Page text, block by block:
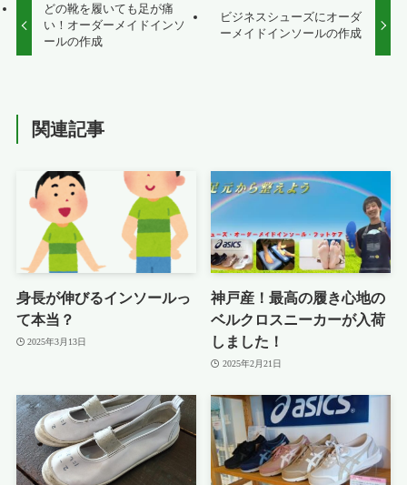
どの靴を履いても足が痛
い！オーダーメイドインソ
ールの作成
ビジネスシューズにオーダ
ーメイドインソールの作成
関連記事
身長が伸びるインソールっ
て本当？
2025年3月13日
神戸産！最高の履き心地の
ベルクロスニーカーが入荷
しました！
2025年2月21日